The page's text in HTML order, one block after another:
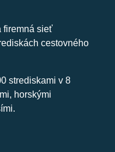
firemná sieť
cestovného
strediskami v 8
horskými